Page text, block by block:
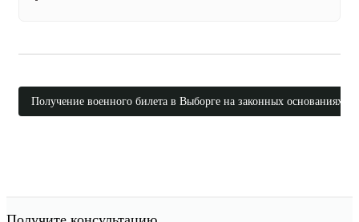
Получение военного билета в Выборге на законных основаниях